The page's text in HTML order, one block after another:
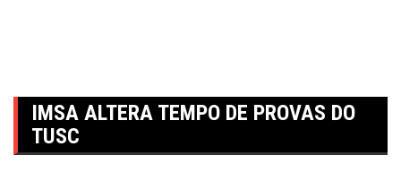
IMSA ALTERA TEMPO DE PROVAS DO
TUSC